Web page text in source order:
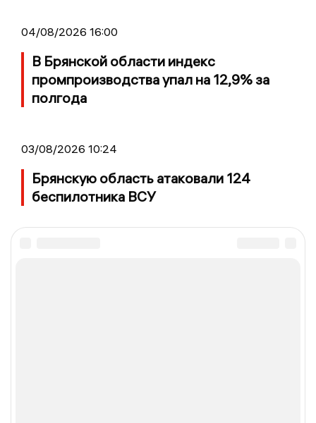
04/08/2026 16:00
В Брянской области индекс
промпроизводства упал на 12,9% за
полгода
03/08/2026 10:24
Брянскую область атаковали 124
беспилотника ВСУ